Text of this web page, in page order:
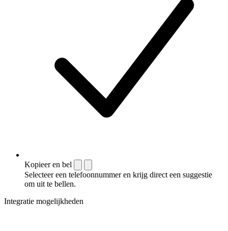
Kopieer en bel
Selecteer een telefoonnummer en krijg direct een suggestie
om uit te bellen.
Integratie mogelijkheden